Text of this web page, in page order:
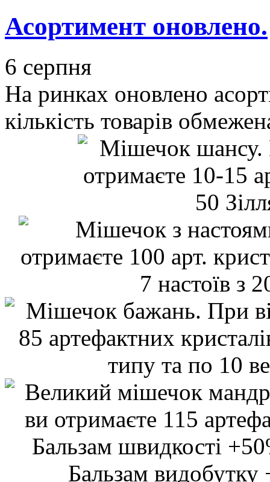
Асортимент оновлено.
6 серпня
На ринках оновлено
кількість товарів